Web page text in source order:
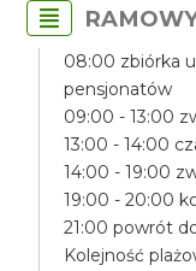
08:00 zbiórka
pensjonatów
09:00 - 13:00
13:00 - 14:00
14:00 - 19:00
19:00 - 20:00
21:00 powrót
Kolejność